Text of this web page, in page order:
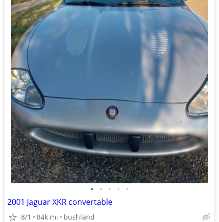
• • • • •
2001 Jaguar XKR convertable
8/1 84k mi bushland